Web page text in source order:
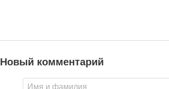
Новый комментарий